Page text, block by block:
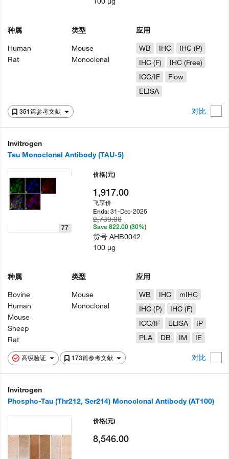
351篇参考文献 对比
种属
Human
Rat
类型
Mouse
Monoclonal
应用
WB
IHC
IHC (P)
IHC (F)
IHC (Free)
ICC/IF
Flow
ELISA
Invitrogen
Tau Monoclonal Antibody (TAU-5)
高级验证 173篇参考文献 对比
77
种属
Bovine
Human
Mouse
Sheep
Rat
类型
Mouse
Monoclonal
应用
WB
IHC
mIHC
IHC (P)
IHC (F)
ICC/IF
ELISA
IP
PLA
DB IM IE
价格(元)
1,917.00
飞享价
Ends:31-Dec-2026
2,739.00
Save 822.00 (30%)
货号AHB0042
100 µg
Invitrogen
Phospho-Tau (Thr212, Ser214) Monoclonal Antibody (AT100)
价格(元)
8,546.00